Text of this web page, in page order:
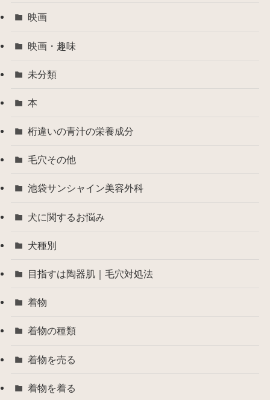
映画
映画・趣味
未分類
本
桁違いの青汁の栄養成分
毛穴その他
池袋サンシャイン美容外科
犬に関するお悩み
犬種別
目指すは陶器肌｜毛穴対処法
着物
着物の種類
着物を売る
着物を着る